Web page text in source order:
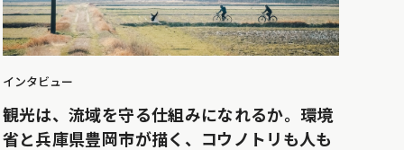
インタビュー
観光は、流域を守る仕組みになれるか。環境
省と兵庫県豊岡市が描く、コウノトリも人も